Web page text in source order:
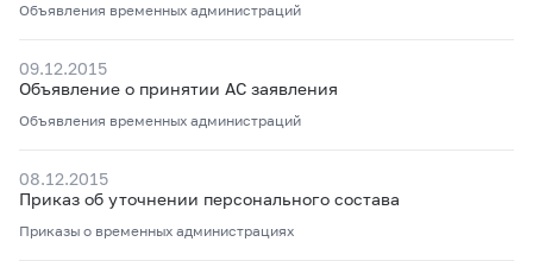
Объявления временных администраций
09.12.2015
Объявление о принятии АС заявления
Объявления временных администраций
08.12.2015
Приказ об уточнении персонального состава
Приказы о временных администрациях